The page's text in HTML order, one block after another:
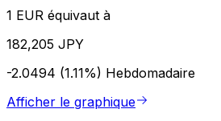
1 EUR équivaut à
182,205 JPY
-2.0494 (1.11%) Hebdomadaire
Afficher le graphique